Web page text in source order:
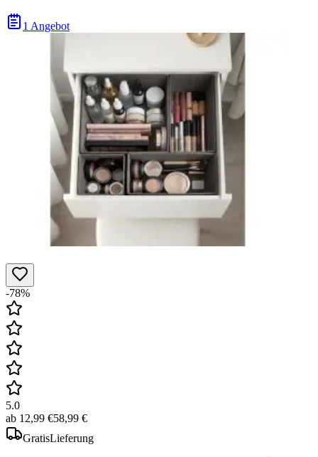
1 Angebot
-78%
5.0
ab 12,99 €58,99 €
GratisLieferung